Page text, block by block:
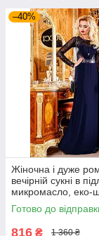
–40%
Жіночна і дуже
вечірній сукні в
микромасло, еко-
перфорована
44-48
Готово до
816 ₴ 1 360 ₴